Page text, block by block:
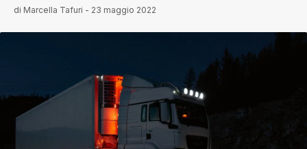
di Marcella Tafuri - 23 maggio 2022